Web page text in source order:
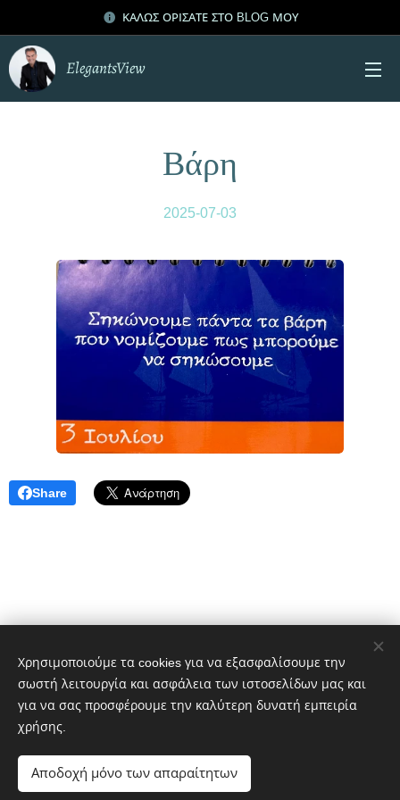
ΚΑΛΩΣ ΟΡΙΣΑΤΕ ΣΤΟ BLOG ΜΟΥ
ElegantsView
Βάρη
2025-07-03
Share
Δημήτρης Πελέκης
dpelekisphoto@gmail.com
Cookies
Χρησιμοποιούμε τα cookies για να εξασφαλίσουμε την
σωστή λειτουργία και ασφάλεια των ιστοσελίδων μας και
για να σας προσφέρουμε την καλύτερη δυνατή εμπειρία
χρήσης.
Αποδοχή μόνο των απαραίτητων